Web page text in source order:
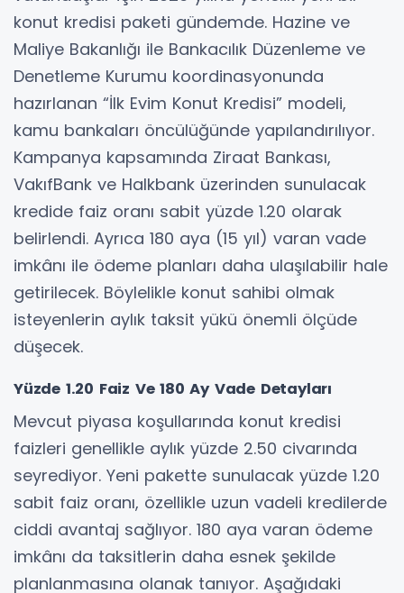
konut kredisi paketi gündemde. Hazine ve
Maliye Bakanlığı ile Bankacılık Düzenleme ve
Denetleme Kurumu koordinasyonunda
hazırlanan “İlk Evim Konut Kredisi” modeli,
kamu bankaları öncülüğünde yapılandırılıyor.
Kampanya kapsamında Ziraat Bankası,
VakıfBank ve Halkbank üzerinden sunulacak
kredide faiz oranı sabit yüzde 1.20 olarak
belirlendi. Ayrıca 180 aya (15 yıl) varan vade
imkânı ile ödeme planları daha ulaşılabilir hale
getirilecek. Böylelikle konut sahibi olmak
isteyenlerin aylık taksit yükü önemli ölçüde
düşecek.
Yüzde 1.20 Faiz Ve 180 Ay Vade Detayları
Mevcut piyasa koşullarında konut kredisi
faizleri genellikle aylık yüzde 2.50 civarında
seyrediyor. Yeni pakette sunulacak yüzde 1.20
sabit faiz oranı, özellikle uzun vadeli kredilerde
ciddi avantaj sağlıyor. 180 aya varan ödeme
imkânı da taksitlerin daha esnek şekilde
planlanmasına olanak tanıyor. Aşağıdaki